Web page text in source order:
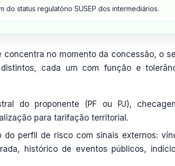
status regulatório SUSEP dos intermediários.
no momento da concessão, o
cada um com função e
do proponente (PF ou PJ),
para tarifação territorial.
perfil de risco com sinais externos:
histórico de eventos públicos,